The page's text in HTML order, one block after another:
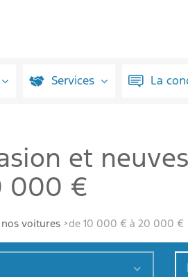
Services La
et
000 €
voitures de 10 000 € à 20 000 €